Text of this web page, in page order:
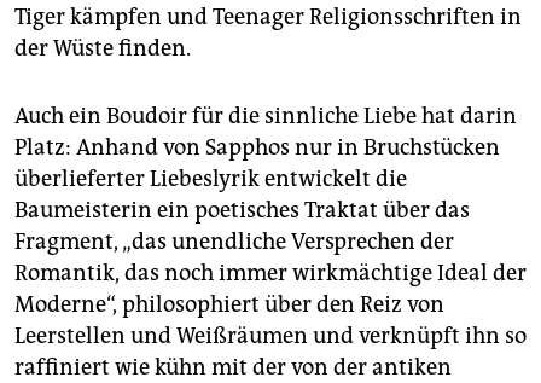
Tiger kämpfen und Teenager Religionsschriften in
der Wüste finden.
Auch ein Boudoir für die sinnliche Liebe hat darin
Platz: Anhand von Sapphos nur in Bruchstücken
überlieferter Liebeslyrik entwickelt die
Baumeisterin ein poetisches Traktat über das
Fragment, „das unendliche Versprechen der
Romantik, das noch immer wirkmächtige Ideal der
Moderne“, philosophiert über den Reiz von
Leerstellen und Weißräumen und verknüpft ihn so
raffiniert wie kühn mit der von der antiken